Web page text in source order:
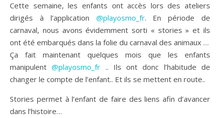
Cette semaine, les enfants ont accès lors des ateliers
dirigés à l’application @playosmo_fr. En période de
carnaval, nous avons évidemment sorti « stories » et ils
ont été embarqués dans la folie du carnaval des animaux …
Ça fait maintenant quelques mois que les enfants
manipulent@playosmo_fr .. Ils ont donc l’habitude de
changer le compte de l’enfant.. Et ils se mettent en route..
Stories permet à l’enfant de faire des liens afin d’avancer
dans l’histoire…